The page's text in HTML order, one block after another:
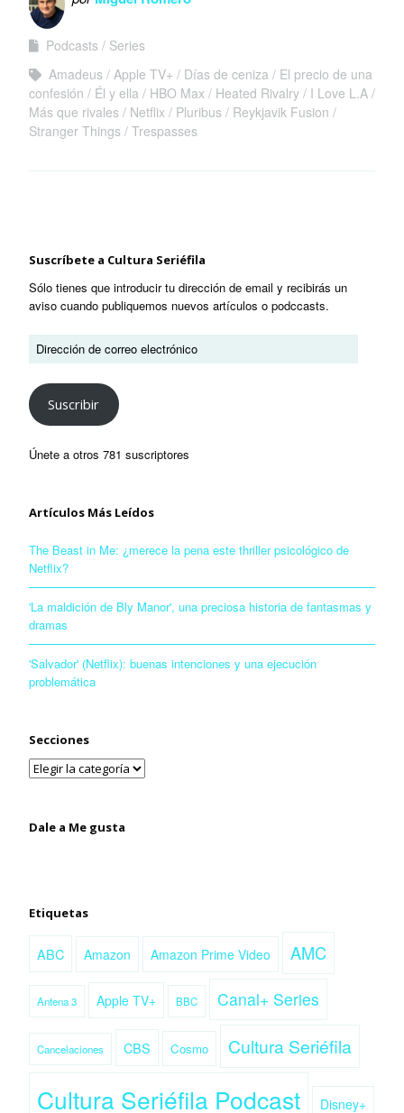
Podcasts
Series
Amadeus Apple TV+ Días de ceniza
El precio de una
confesión
Él y ella HBO Max Heated Rivalry
I Love L.A
Más que rivales
Netflix Pluribus
Reykjavik Fusion
Stranger Things Trespasses
Suscríbete a Cultura Seriéfila
Sólo tienes que introducir tu dirección de email y recibirás un
aviso cuando publiquemos nuevos artículos o podccasts.
Suscribir
Únete a otros 781 suscriptores
Artículos Más Leídos
The Beast in Me: ¿merece la pena este thriller psicológico de
Netflix?
'La maldición de Bly Manor', una preciosa historia de fantasmas y
dramas
'Salvador' (Netflix): buenas intenciones y una ejecución
problemática
Secciones
Dale a Me gusta
Etiquetas
ABC Amazon Amazon Prime Video AMC
Antena 3 Apple TV+ BBC Canal+ Series
Cancelaciones CBS Cosmo Cultura Seriéfila
Cultura Seriéfila Podcast Disney+